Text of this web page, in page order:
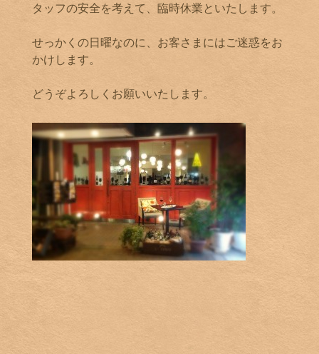
タッフの安全を考えて、臨時休業といたします。
せっかくの日曜なのに、お客さまにはご迷惑をお
かけします。
どうぞよろしくお願いいたします。